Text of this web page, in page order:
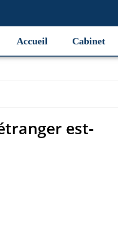
Accueil Cabinet
est-
est-